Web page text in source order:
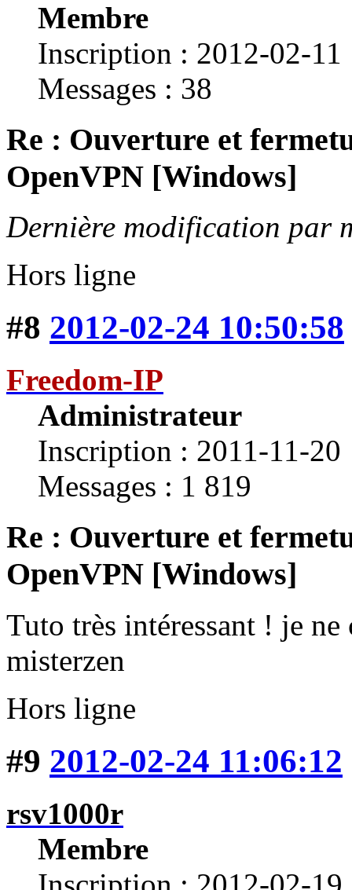
Membre
Inscription : 2012-02-11
Messages : 38
Re : Ouverture et
OpenVPN [Windows]
Dernière modification par
Hors ligne
#8 2012-02-24 10:50:58
Freedom-IP
Administrateur
Inscription : 2011-11-20
Messages : 1 819
Re : Ouverture et
OpenVPN [Windows]
Tuto très intéressant ! je
misterzen
Hors ligne
#9 2012-02-24 11:06:12
rsv1000r
Membre